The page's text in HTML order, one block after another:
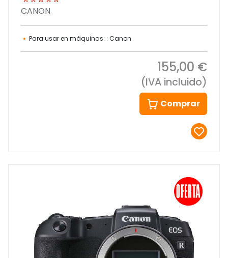
CANON
Para usar en máquinas: : Canon
155,00 €
(IVA incluido)
Comprar